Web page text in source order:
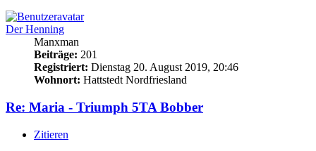
Der Henning
Manxman
Beiträge: 201
Registriert: Dienstag 20. August 2019, 20:46
Wohnort: Hattstedt Nordfriesland
Re: Maria - Triumph 5TA Bobber
Zitieren